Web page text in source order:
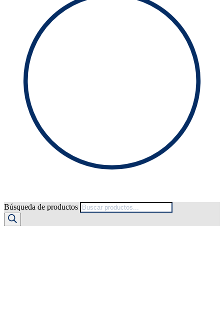
Búsqueda de productos